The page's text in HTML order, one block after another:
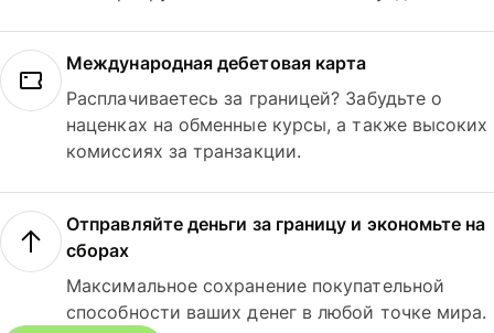
Международная дебетовая карта
Расплачиваетесь за границей? Забудьте о
наценках на обменные курсы, а также высоких
комиссиях за транзакции.
Отправляйте деньги за границу и экономьте на
сборах
Максимальное сохранение покупательной
способности ваших денег в любой точке мира.